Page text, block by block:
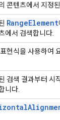
콘텐츠에서 지정
RangeElement
에서 검색합니다.
현식을 사용하여
검색 결과부터 시
니다.